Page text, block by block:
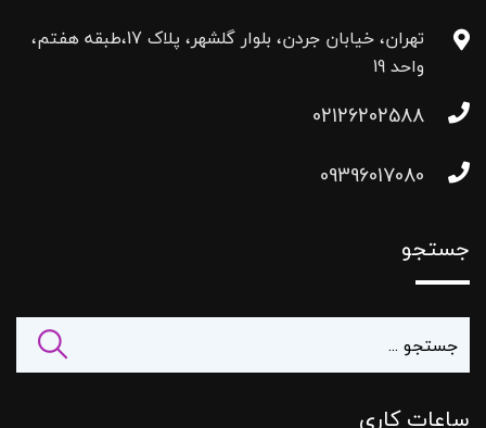
تهران، خیابان جردن، بلوار گلشهر، پلاک 17،طبقه هفتم،
واحد 19
02126202588
09396017080
جستجو
ساعات کاری